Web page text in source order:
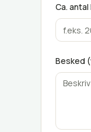
Ca.
Besked